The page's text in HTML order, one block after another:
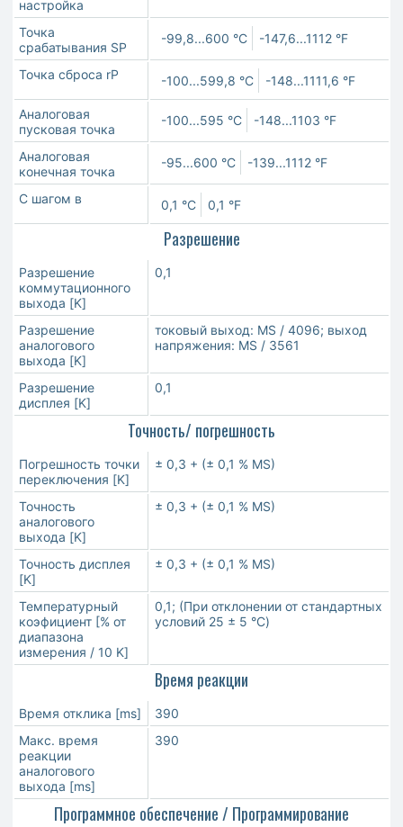
настройка
Точка
срабатывания SP
-99,8...600 °C -147,6...1112 °F
Точка сброса rP -100...599,8 °C -148...1111,6 °F
Aналоговая
пусковая точка
-100...595 °C -148...1103 °F
Aналоговая
конечная точка
-95...600 °C -139...1112 °F
С шагом в 0,1 °C 0,1 °F
Разрешение
Разрешение
коммутационного
выхода [K]
0,1
Разрешение
аналогового
выхода [K]
токовый выход: MS / 4096; выход
напряжения: MS / 3561
Разрешение
дисплея [K]
0,1
Точность/ погрешность
Погрешность точки
переключения [K]
± 0,3 + (± 0,1 % MS)
Точность
аналогового
выхода [K]
± 0,3 + (± 0,1 % MS)
Точность дисплея
[K]
± 0,3 + (± 0,1 % MS)
Температурный
коэфициент [% от
диапазона
измерения / 10 K]
0,1; (При отклонении от стандартных
условий 25 ± 5 °C)
Время реакции
Время отклика [ms]
390
Макс. время
реакции
аналогового
выхода [ms]
390
Программное обеспечение / Программирование